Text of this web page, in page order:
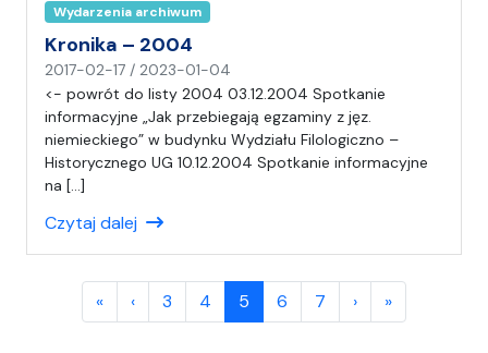
Wydarzenia archiwum
Kronika – 2004
2017-02-17 / 2023-01-04
a
p
i
s
a
C
H
<- powrót do listy 2004 03.12.2004 Spotkanie
informacyjne „Jak przebiegają egzaminy z jęz.
niemieckiego” w budynku Wydziału Filologiczno –
Historycznego UG 10.12.2004 Spotkanie informacyjne
na […]
Czytaj dalej
« ‹ Page
3 Page
4 Current Page
5 Page
6 Page
7 › »